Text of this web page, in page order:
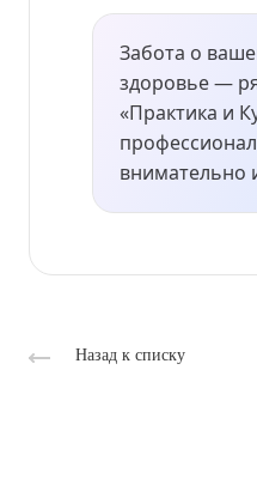
Забота о
здоровье —
«Практика и
внимательно
Назад к списку